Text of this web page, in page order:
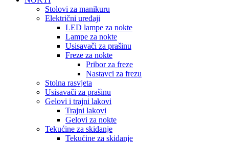
Stolovi za manikuru
Električni uređaji
LED lampe za nokte
Lampe za nokte
Usisavači za prašinu
Freze za nokte
Pribor za freze
Nastavci za frezu
Stolna rasvjeta
Usisavači za prašinu
Gelovi i trajni lakovi
Trajni lakovi
Gelovi za nokte
Tekućine za skidanje
Tekućine za skidanje